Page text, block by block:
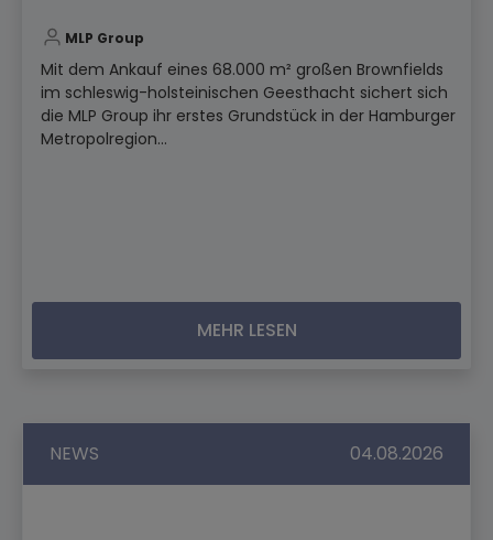
MLP Group
Mit dem Ankauf eines 68.000 m² großen Brownfields
im schleswig-holsteinischen Geesthacht sichert sich
die MLP Group ihr erstes Grundstück in der Hamburger
Metropolregion...
MEHR LESEN
NEWS 04.08.2026